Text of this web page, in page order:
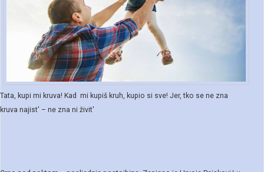
Tata, kupi mi kruva! Kad mi kupiš kruh, kupio si sve! Jer, tko se ne zna
kruva najist' – ne zna ni živit'